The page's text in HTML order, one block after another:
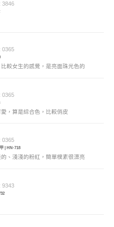
3846
0365
較女生的感覺，是亮面珠光色的
0365
，算是綜合色，比較俏皮
0365
| HN-718
、淺淺的粉紅，簡單樸素很漂亮
9343